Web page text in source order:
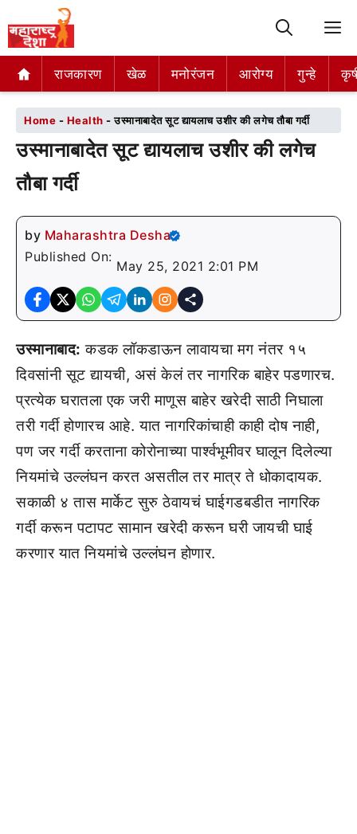
राजकारण खेळ मनोरंजन आरोग्य गुन्हे
राजकारण खेळ मनोरंजन आरोग्य गुन्हे
Home - Health -उस्मानाबादेत सूट द्यायलाच उशीर की लगेच तौबा गर्दी
उस्मानाबादेत सूट द्यायलाच उशीर की लगेच
तौबा गर्दी
by Maharashtra Desha
Published On:
May 25, 2021 2:01 PM
उस्मानाबाद: कडक लॉकडाऊन लावायचा मग नंतर १५
दिवसांनी सूट द्यायची, असं केलं तर नागरिक बाहेर पडणारच.
प्रत्येक घरातला एक जरी माणूस बाहेर खरेदी साठी निघाला
तरी गर्दी होणारच आहे. यात नागरिकांचाही काही दोष नाही,
पण जर गर्दी करताना कोरोनाच्या पार्श्वभूमीवर घालून दिलेल्या
नियमांचे उल्लंघन करत असतील तर मात्र ते धोकादायक.
सकाळी ४ तास मार्केट सुरु ठेवायचं घाईगडबडीत नागरिक
गर्दी करून पटापट सामान खरेदी करून घरी जायची घाई
करणार यात नियमांचे उल्लंघन होणार.